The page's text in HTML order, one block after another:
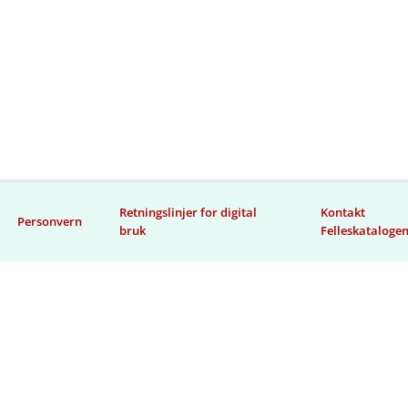
Personvern
Retningslinjer for digital
bruk
Kontakt
Felleskatalogen